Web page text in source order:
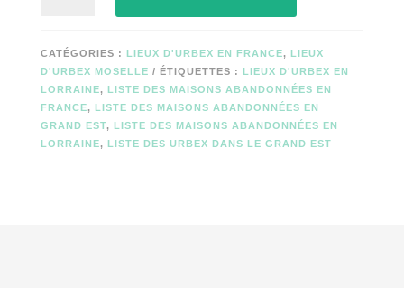
LIEVRE
CATÉGORIES : LIEUX D'URBEX EN FRANCE, LIEUX
D'URBEX MOSELLE
ÉTIQUETTES : LIEUX D'URBEX EN
LORRAINE, LISTE DES MAISONS ABANDONNÉES EN
FRANCE, LISTE DES MAISONS ABANDONNÉES EN
GRAND EST, LISTE DES MAISONS ABANDONNÉES EN
LORRAINE, LISTE DES URBEX DANS LE GRAND EST